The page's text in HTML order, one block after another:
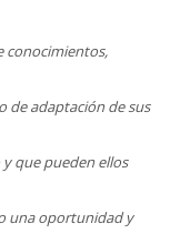
conocimientos,
de adaptación de sus
que pueden ellos
una oportunidad y